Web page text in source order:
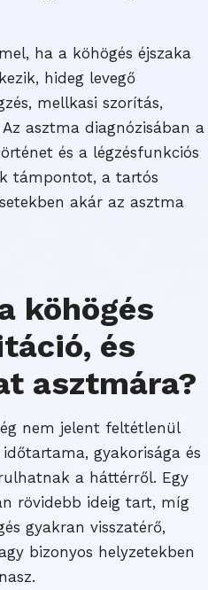
ha a köhögés éjszaka
hideg levegő
mellkasi szorítás,
asztma diagnózisában a
és a légzésfunkciós
támpontot, a tartós
akár az asztma
köhögés
és
asztmára?
nem jelent feltétlenül
gyakorisága és
a háttérről. Egy
rövidebb ideig tart, míg
gyakran visszatérő,
bizonyos helyzetekben